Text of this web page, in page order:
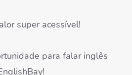
super acessível!
para falar inglês